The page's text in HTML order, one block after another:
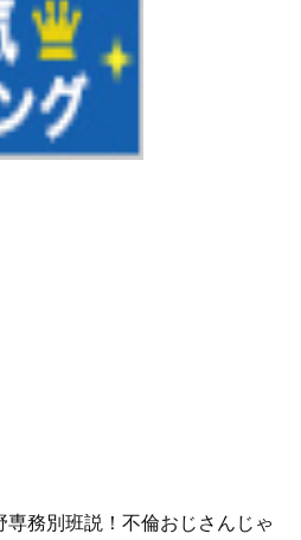
務別班説！不倫おじさんじゃ